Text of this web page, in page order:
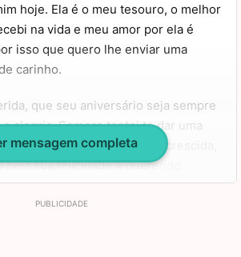
hoje. Ela é o meu tesouro, o melhor
na vida e meu amor por ela é
isso que quero lhe enviar uma
carinho.
que seu aniversário seja sempre
alegria. Sempre tentei te dar uma
e agora que você está crescida,
pela sua felicidade e querendo
sua.
mensagem completa